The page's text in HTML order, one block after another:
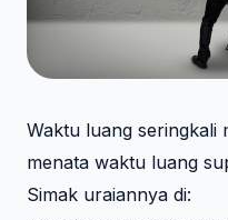
Waktu luang seringkali
menata waktu luang
Simak uraiannya di: